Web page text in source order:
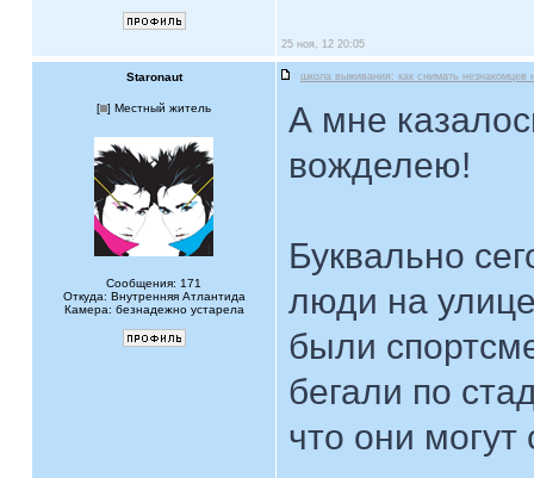
25 ноя, 12 20:05
Staronaut школа выживания: как снимать незнакомцев
[ ] Местный житель
Сообщения: 171
Откуда: Внутренняя Атлантида
Камера: безнадежно устарела
А мне
вожделею!
Буквально
люди на
были
бегали по
что они